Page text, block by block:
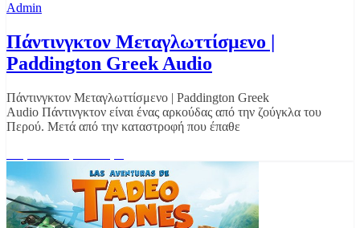
Admin
Πάντινγκτον Μεταγλωττίσμενο |
Paddington Greek Audio
Πάντινγκτον Μεταγλωττίσμενο | Paddington Greek
Audio Πάντινγκτον είναι ένας αρκούδας από την ζούγκλα του
Περού. Μετά από την καταστροφή που έπαθε